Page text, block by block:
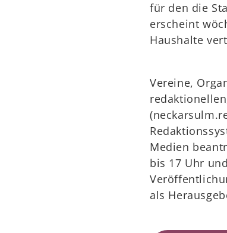
für den die
erscheint
Haushalte
Vereine,
Medien
bis 17 Uhr
als